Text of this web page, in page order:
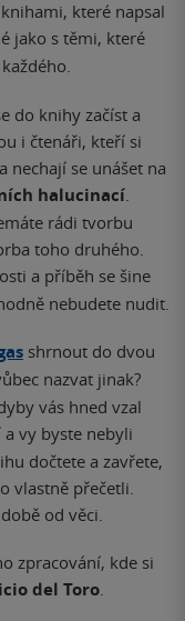
které napsal
jako s těmi, které
do knihy začíst a
i čtenáři, kteří si
nechají se unášet na
halucinací.
rádi tvorbu
toho druhého.
a příběh se šine
nebudete nudit.
shrnout do dvou
nazvat jinak?
vás hned vzal
vy byste nebyli
dočtete a zavřete,
vlastně přečetli.
od věci.
zpracování, kde si
del Toro